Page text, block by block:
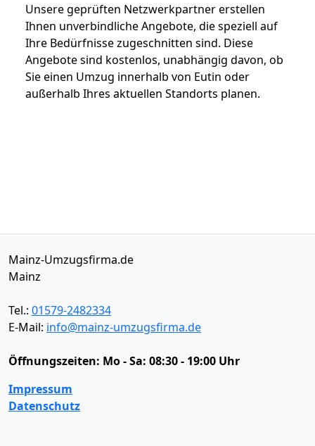
Unsere geprüften Netzwerkpartner erstellen
Ihnen unverbindliche Angebote, die speziell auf
Ihre Bedürfnisse zugeschnitten sind. Diese
Angebote sind kostenlos, unabhängig davon, ob
Sie einen Umzug innerhalb von Eutin oder
außerhalb Ihres aktuellen Standorts planen.
Mainz-Umzugsfirma.de
Mainz
Tel.: 01579-2482334
E-Mail: info@mainz-umzugsfirma.de
Öffnungszeiten: Mo - Sa: 08:30 - 19:00 Uhr
Impressum
Datenschutz